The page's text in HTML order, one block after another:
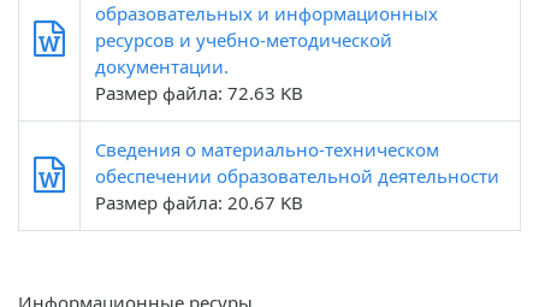
образовательных и информационных
ресурсов и учебно-методической
документации.
Размер файла: 72.63 KB
Сведения о материально-техническом
обеспечении образовательной деятельности
Размер файла: 20.67 KB
Информационные ресуры